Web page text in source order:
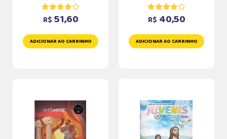
R$ 51,60
ADICIONAR AO CARRINHO
R$ 40,50
ADICIONAR AO CARRINHO